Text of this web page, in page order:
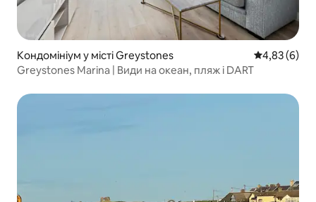
Кондомініум у місті Greystones Середня
4,83 (6)
Greystones Marina | Види на океан, пляж і DART